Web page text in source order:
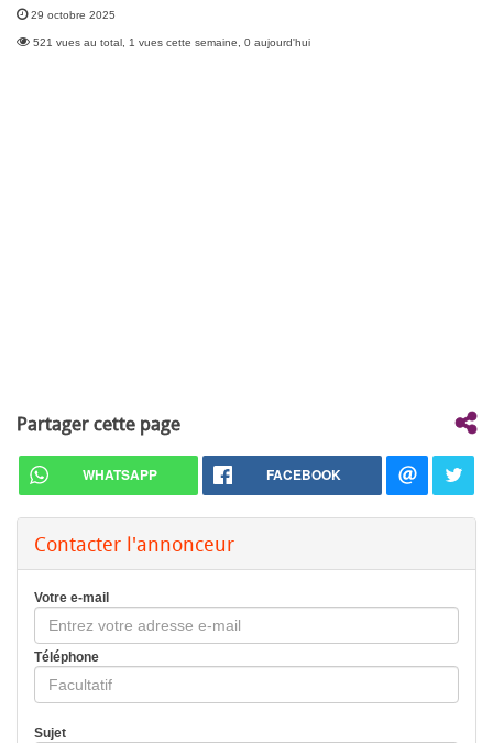
29 octobre 2025
521 vues au total, 1 vues cette semaine, 0 aujourd'hui
Partager cette page
WHATSAPP FACEBOOK
Contacter l'annonceur
Votre e-mail
Téléphone
Sujet